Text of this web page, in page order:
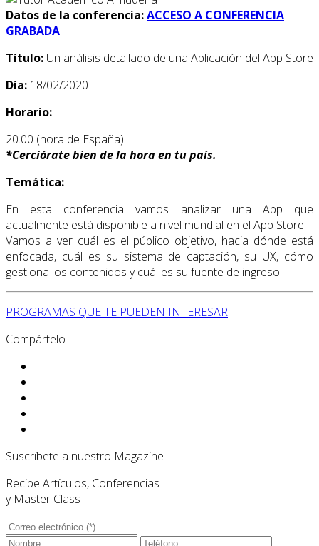
Datos de la conferencia:ACCESO A CONFERENCIA
GRABADA
Título: Un análisis detallado de una Aplicación del App Store
Día: 18/02/2020
Horario:
20.00 (hora de España)
*Cerciórate bien de la hora en tu país.
Temática:
En esta conferencia vamos analizar una App que
actualmente está disponible a nivel mundial en el App Store.
Vamos a ver cuál es el público objetivo, hacia dónde está
enfocada, cuál es su sistema de captación, su UX, cómo
gestiona los contenidos y cuál es su fuente de ingreso.
PROGRAMAS QUE TE PUEDEN INTERESAR
Compártelo
Suscríbete a nuestro Magazine
Recibe Artículos, Conferencias
y Master Class